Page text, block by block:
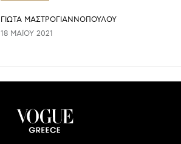
ΓΙΩΤΑ ΜΑΣΤΡΟΓΙΑΝΝΟΠΟΥΛΟΥ
18 ΜΑΪ́ΟΥ 2021